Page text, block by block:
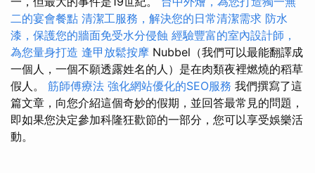
二的宴會餐點 清潔工服務，解決您的日常清潔需求 防水
漆，保護您的牆面免受水分侵蝕 經驗豐富的室內設計師，
為您量身打造 逢甲放鬆按摩 Nubbel（我們可以最能翻譯成
一個人，一個不願透露姓名的人）是在肉類夜裡燃燒的稻草
假人。 筋師傅療法 強化網站優化的SEO服務 我們撰寫了這
篇文章，向您介紹這個奇妙的假期，並回答最常見的問題，
即如果您決定參加科隆狂歡節的一部分，您可以享受娛樂活
動。